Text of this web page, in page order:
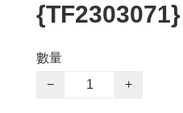
{TF2303071}
數量
−
+